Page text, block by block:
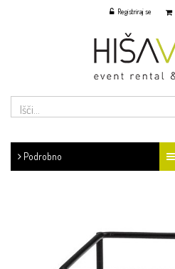
Registriraj se
Podrobno